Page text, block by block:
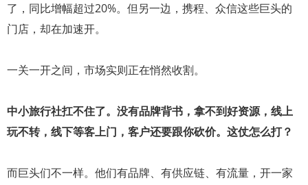
了，同比增幅超过20%。但另一边，携程、众信这些巨头的
门店，却在加速开。
一关一开之间，市场实则正在悄然收割。
中小旅行社扛不住了。没有品牌背书，拿不到好资源，线上
玩不转，线下等客上门，客户还要跟你砍价。这仗怎么打？
而巨头们不一样。他们有品牌、有供应链、有流量，开一家